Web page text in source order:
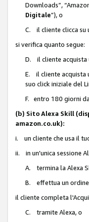
Downloads”,
Digitale”), o
C. il cliente clicca su
si verifica quanto segue:
D. il cliente acquista
E. il cliente acquista
suo click iniziale del
F. entro 180 giorni
(b) Sito Alexa Skill
amazon.co.uk):
i. un cliente che usa il
ii. in un'unica sessione
A. termina la Alexa
B. effettua un ordine
il cliente completa
C. tramite Alexa, o